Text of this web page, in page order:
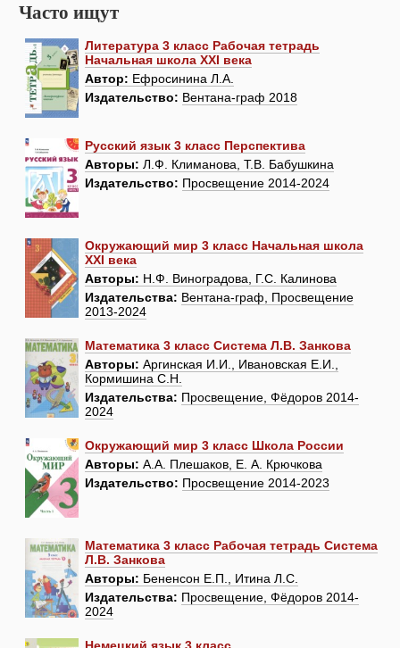
Часто ищут
Литература 3 класс Рабочая тетрадь
Начальная школа XXI века
Автор: Ефросинина Л.А.
Издательство: Вентана-граф 2018
Русский язык 3 класс Перспектива
Авторы: Л.Ф. Климанова, Т.В. Бабушкина
Издательство: Просвещение 2014-2024
Окружающий мир 3 класс Начальная школа
XXI века
Авторы: Н.Ф. Виноградова, Г.С. Калинова
Издательства: Вентана-граф, Просвещение
2013-2024
Математика 3 класс Система Л.В. Занкова
Авторы: Аргинская И.И., Ивановская Е.И.,
Кормишина С.Н.
Издательства: Просвещение, Фёдоров 2014-
2024
Окружающий мир 3 класс Школа России
Авторы: А.А. Плешаков, Е. А. Крючкова
Издательство: Просвещение 2014-2023
Математика 3 класс Рабочая тетрадь Система
Л.В. Занкова
Авторы: Бененсон Е.П., Итина Л.С.
Издательства: Просвещение, Фёдоров 2014-
2024